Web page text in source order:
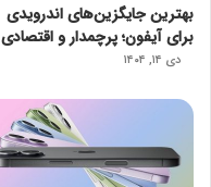
بهترین جایگزین‌های اندرویدی
برای آیفون؛ پرچمدار و اقتصادی
دی ۱۴, ۱۴۰۴